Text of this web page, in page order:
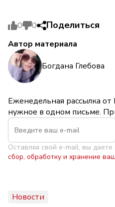
0 0 Поделиться
Автор материала
Богдана Глебова
Еженедельная рассылка
нужное в одном письме.
Оставляя свой e-mail, вы даете
сбор, обработку и хранение
Новости